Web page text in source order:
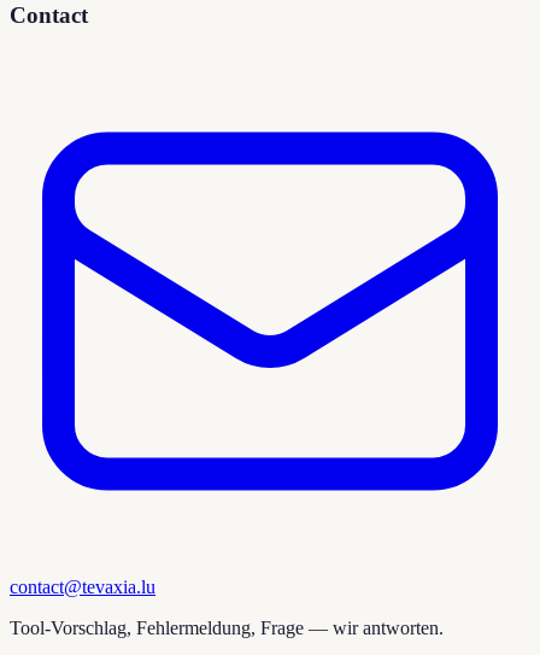
Contact
contact@tevaxia.lu
Tool-Vorschlag, Fehlermeldung, Frage — wir antworten.